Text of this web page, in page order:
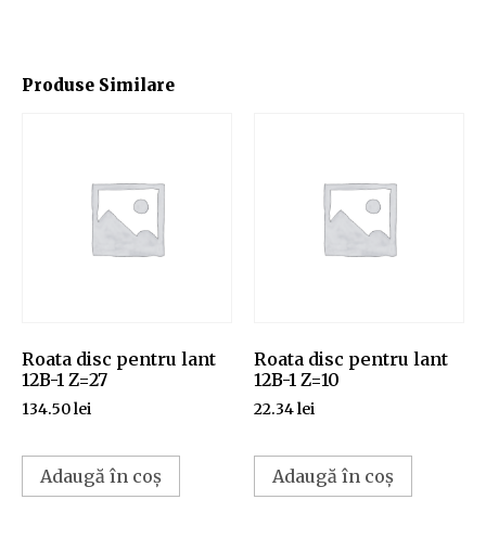
Produse Similare
Roata disc pentru lant
12B-1 Z=27
134.50lei
Adaugă în coș
Roata disc pentru lant
12B-1 Z=10
22.34lei
Adaugă în coș